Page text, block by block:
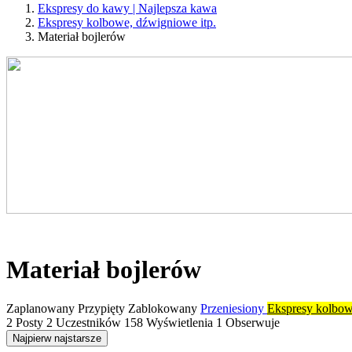
Ekspresy do kawy | Najlepsza kawa
Ekspresy kolbowe, dźwigniowe itp.
Materiał bojlerów
Materiał bojlerów
Zaplanowany Przypięty Zablokowany Przeniesiony Ekspresy
2 Posty 2 Uczestników 158 Wyświetlenia 1 Obserwuje
Najpierw najstarsze